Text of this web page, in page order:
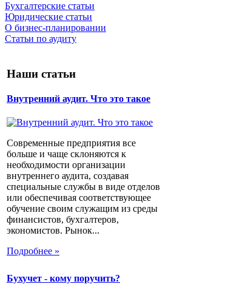
Бухгалтерские статьи
Юридические статьи
О бизнес-планировании
Статьи по аудиту
Наши статьи
Внутренний аудит. Что это такое
Современные предприятия все
больше и чаще склоняются к
необходимости организации
внутреннего аудита, создавая
специальные службы в виде отделов
или обеспечивая соответствующее
обучение своим служащим из среды
финансистов, бухгалтеров,
экономистов. Рынок...
Подробнее »
Бухучет - кому поручить?